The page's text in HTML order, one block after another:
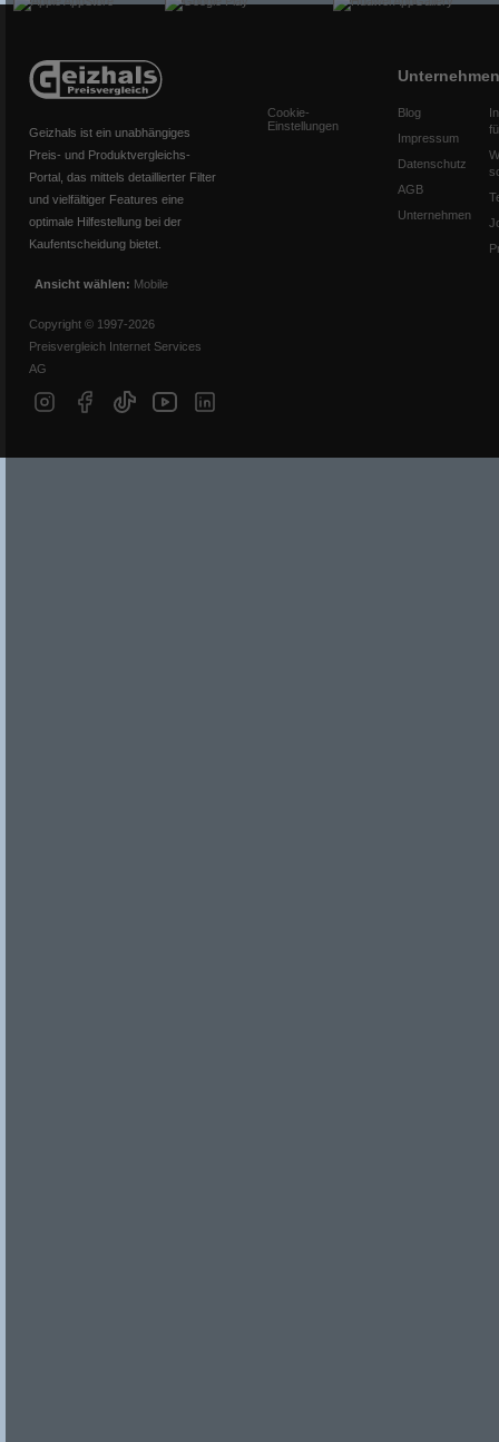
Geizhals ist ein unabhängiges
Preis- und Produktvergleichs-
Portal, das mittels detaillierter Filter
und vielfältiger Features eine
optimale Hilfestellung bei der
Kaufentscheidung bietet.
Ansicht wählen: Mobile
Copyright © 1997-2026
Preisvergleich Internet Services
AG
Cookie-
Einstellungen
Unternehmen
Blog
Impressum
Datenschutz
AGB
Unternehmen